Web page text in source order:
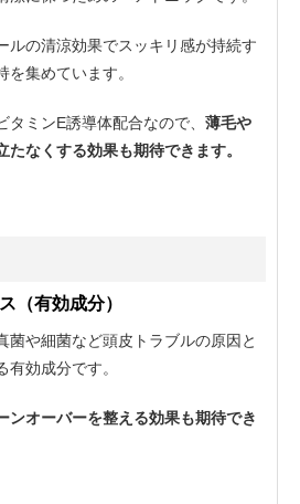
ルの清涼効果でスッキリ感が持続す
集めています。
タミンE誘導体配合なので、 薄毛や
なくする効果も期待できます。
（有効成分）
菌や細菌など頭皮トラブルの原因と
効成分です。
ンオーバーを整える効果も期待でき